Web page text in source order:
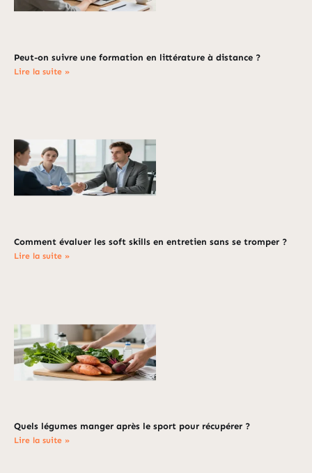
Peut-on suivre une formation en littérature à distance ?
Lire la suite »
Comment évaluer les soft skills en entretien sans se tromper ?
Lire la suite »
Quels légumes manger après le sport pour récupérer ?
Lire la suite »